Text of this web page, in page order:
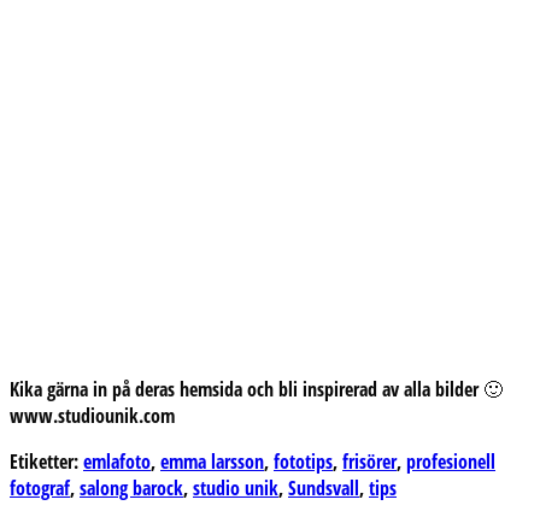
Kika gärna in på deras hemsida och bli inspirerad av alla bilder 🙂
www.studiounik.com
Etiketter:emlafoto,emma larsson,fototips,frisörer,profesionell
fotograf,salong barock,studio unik,Sundsvall,tips